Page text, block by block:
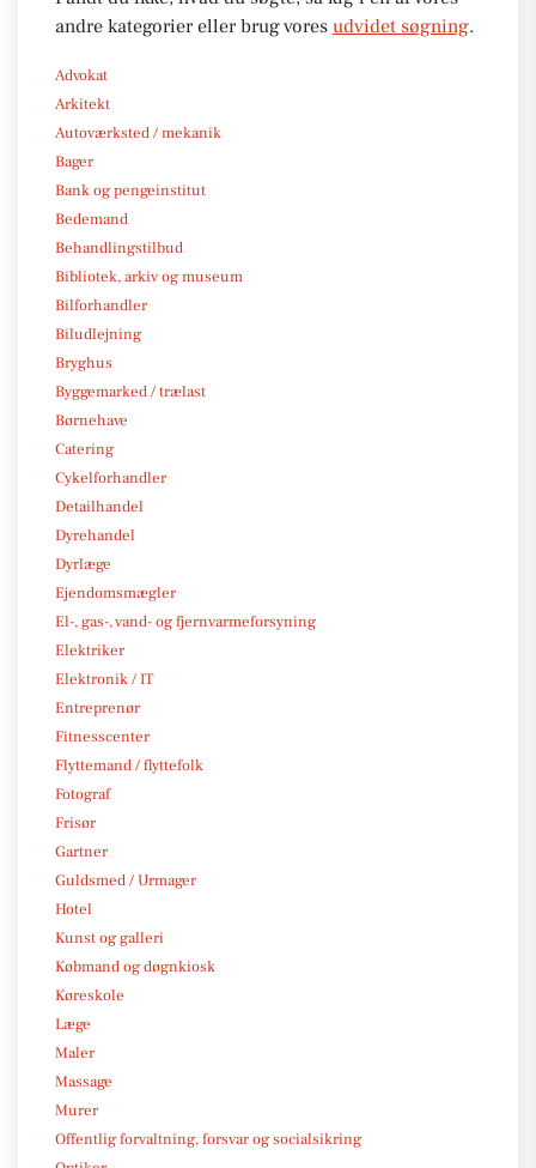
andre kategorier eller brug vores udvidet søgning.
Advokat
Arkitekt
Autoværksted / mekanik
Bager
Bank og pengeinstitut
Bedemand
Behandlingstilbud
Bibliotek, arkiv og museum
Bilforhandler
Biludlejning
Bryghus
Byggemarked / trælast
Børnehave
Catering
Cykelforhandler
Detailhandel
Dyrehandel
Dyrlæge
Ejendomsmægler
El-, gas-, vand- og fjernvarmeforsyning
Elektriker
Elektronik / IT
Entreprenør
Fitnesscenter
Flyttemand / flyttefolk
Fotograf
Frisør
Gartner
Guldsmed / Urmager
Hotel
Kunst og galleri
Købmand og døgnkiosk
Køreskole
Læge
Maler
Massage
Murer
Offentlig forvaltning, forsvar og socialsikring